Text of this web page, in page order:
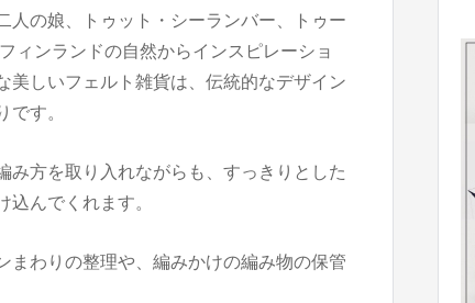
人の娘、トゥット・シーランバー、トゥー
ィンランドの自然からインスピレーショ
美しいフェルト雑貨は、伝統的なデザイン
です。
み方を取り入れながらも、すっきりとした
込んでくれます。
まわりの整理や、編みかけの編み物の保管